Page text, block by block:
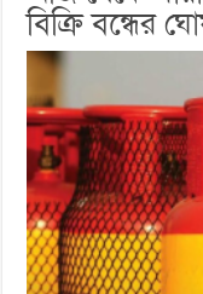
বিক্রি বন্ধের